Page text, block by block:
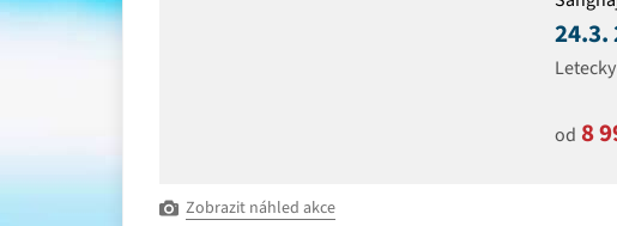
24.3.
Letecky
od 8
Zobrazit náhled akce